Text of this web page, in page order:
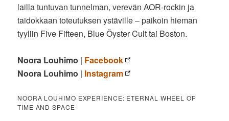
lailla tuntuvan tunnelman, verevän AOR-rockin ja
taidokkaan toteutuksen ystäville – paikoin hieman
tyyliin Five Fifteen, Blue Öyster Cult tai Boston.
Noora Louhimo | Facebook
Noora Louhimo | Instagram
NOORA LOUHIMO EXPERIENCE: ETERNAL WHEEL OF
TIME AND SPACE